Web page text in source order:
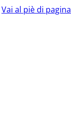
Vai al piè di pagina